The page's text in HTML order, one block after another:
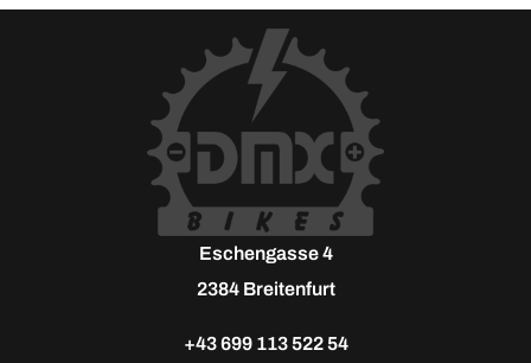
Eschengasse 4
2384 Breitenfurt
+43 699 113 522 54